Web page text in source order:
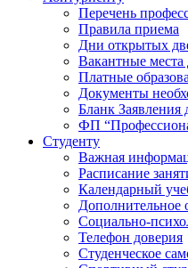
Перечень
Правила приема
Дни открытых
Вакантные места
Платные
Документы
Бланк
ФП
Студенту
Важная
Расписание
Календарный
Дополнительное
Социально-
Телефон доверия
Студенческое